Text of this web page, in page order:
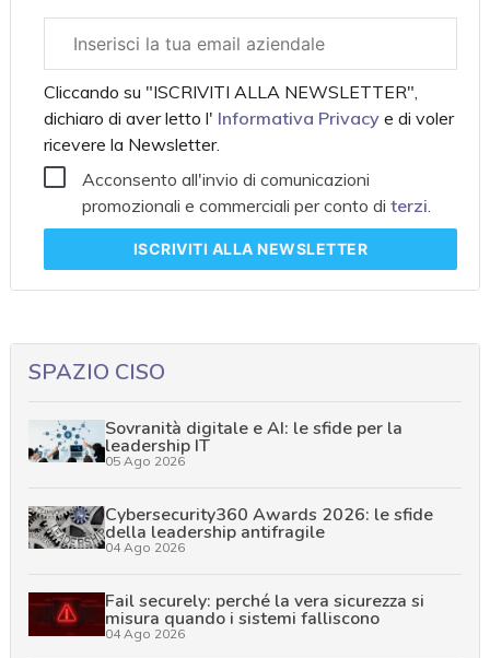
aziendale
Cliccando su "ISCRIVITI ALLA NEWSLETTER",
dichiaro di aver letto l' Informativa Privacye di voler
ricevere la Newsletter.
Acconsento all'invio di comunicazioni
promozionali e commerciali per conto diterzi
ISCRIVITI ALLA NEWSLETTER
SPAZIO CISO
Sovranità digitale e AI: le sfide per la
leadership IT
05 Ago 2026
Cybersecurity360 Awards 2026: le sfide
della leadership antifragile
04 Ago 2026
Fail securely: perché la vera sicurezza si
misura quando i sistemi falliscono
04 Ago 2026